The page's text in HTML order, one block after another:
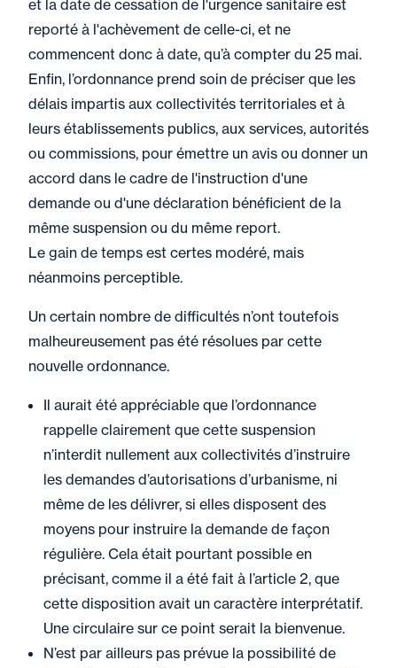
et la date de cessation de l'urgence sanitaire est
reporté à l'achèvement de celle-ci, et ne
commencent donc à date, qu’à compter du 25 mai.
Enfin, l’ordonnance prend soin de préciser que les
délais impartis aux collectivités territoriales et à
leurs établissements publics, aux services, autorités
ou commissions, pour émettre un avis ou donner un
accord dans le cadre de l'instruction d'une
demande ou d'une déclaration bénéficient de la
même suspension ou du même report.
Le gain de temps est certes modéré, mais
néanmoins perceptible.
Un certain nombre de difficultés n’ont toutefois
malheureusement pas été résolues par cette
nouvelle ordonnance.
Il aurait été appréciable que l’ordonnance
rappelle clairement que cette suspension
n’interdit nullement aux collectivités d’instruire
les demandes d’autorisations d’urbanisme, ni
même de les délivrer, si elles disposent des
moyens pour instruire la demande de façon
régulière. Cela était pourtant possible en
précisant, comme il a été fait à l’article 2, que
cette disposition avait un caractère interprétatif.
Une circulaire sur ce point serait la bienvenue.
N’est par ailleurs pas prévue la possibilité de